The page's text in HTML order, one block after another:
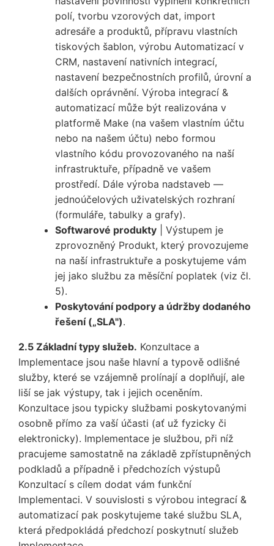
polí, tvorbu vzorových dat, import
adresáře a produktů, přípravu vlastních
tiskových šablon, výrobu Automatizací v
CRM, nastavení nativních integrací,
nastavení bezpečnostních profilů, úrovní a
dalších oprávnění. Výroba integrací &
automatizací může být realizována v
platformě Make (na vašem vlastním účtu
nebo na našem účtu) nebo formou
vlastního kódu provozovaného na naší
infrastruktuře, případně ve vašem
prostředí. Dále výroba nadstaveb —
jednoúčelových uživatelských rozhraní
(formuláře, tabulky a grafy).
Softwarové produkty | Výstupem je
zprovozněný Produkt, který provozujeme
na naší infrastruktuře a poskytujeme vám
jej jako službu za měsíční poplatek (viz čl.
5).
Poskytování podpory a údržby dodaného
řešení („SLA").
2.5 Základní typy služeb. Konzultace a
Implementace jsou naše hlavní a typově odlišné
služby, které se vzájemně prolínají a doplňují, ale
liší se jak výstupy, tak i jejich oceněním.
Konzultace jsou typicky službami poskytovanými
osobně přímo za vaší účasti (ať už fyzicky či
elektronicky). Implementace je službou, při níž
pracujeme samostatně na základě zpřístupněných
podkladů a případně i předchozích výstupů
Konzultací s cílem dodat vám funkční
Implementaci. V souvislosti s výrobou integrací &
automatizací pak poskytujeme také službu SLA,
která předpokládá předchozí poskytnutí služeb